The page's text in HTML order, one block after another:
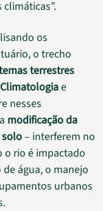
os
o trecho
terrestres
Climatologiae
nesses
modificação da
– interferem no
o rio é impactado
água, o manejo
urbanos